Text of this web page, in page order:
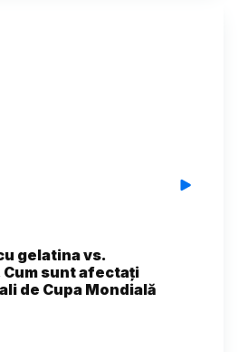
gelatina vs.
sunt afectați
de Cupa Mondială